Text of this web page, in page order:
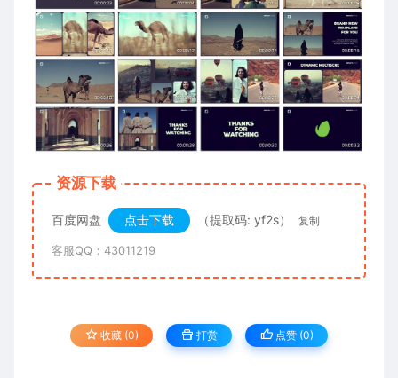
资源下载
百度网盘 点击下载 （提取码: yf2s） 复制
客服QQ：43011219
收藏 (0) 打赏 点赞 (0)